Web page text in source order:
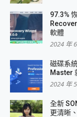
97.3%
軟體
2024 年
磁碟系
Master
2024 年
全新
更清晰